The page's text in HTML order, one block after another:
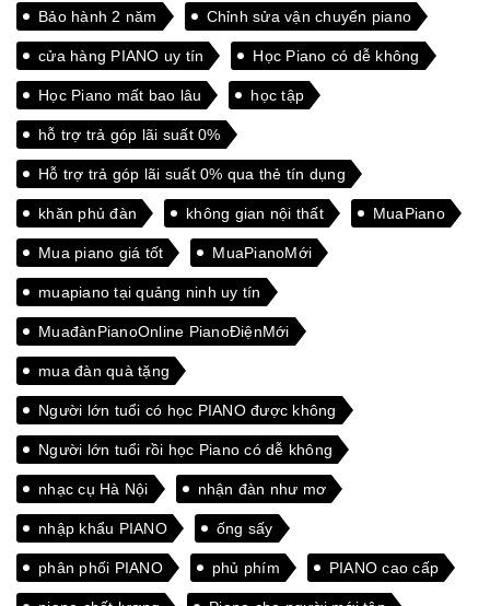
ngoài
Bảo hành 2 năm Chỉnh sửa vận chuyển piano
cửa hàng PIANO uy tín Học Piano có dễ không
Học Piano mất bao lâu học tập
hỗ trợ trả góp lãi suất 0%
Hỗ trợ trả góp lãi suất 0% qua thẻ tín dụng
khăn phủ đàn không gian nội thất MuaPiano
Mua piano giá tốt MuaPianoMới
muapiano tại quảng ninh uy tín
MuađànPianoOnline PianoĐiệnMới
mua đàn quà tặng
Người lớn tuổi có học PIANO được không
Người lớn tuổi rồi học Piano có dễ không
nhạc cụ Hà Nội nhận đàn như mơ
nhập khẩu PIANO ống sấy
phân phối PIANO phủ phím PIANO cao cấp